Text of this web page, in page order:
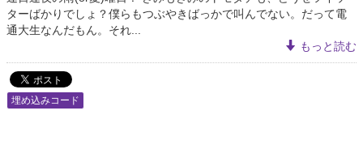
ターばかりでしょ？僕らもつぶやきばっかで叫んでない。だって電
通大生なんだもん。それ...
もっと読む
埋め込みコード